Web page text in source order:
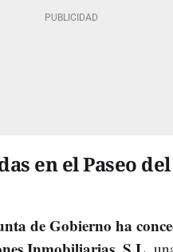
en el Paseo del
de Gobierno ha